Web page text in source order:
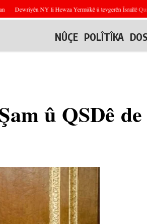
Dewriyên NY li Hewza Yermûkê û tevgerên Îsraîlê
NÛÇE POLÎTÎKA
û QSDê